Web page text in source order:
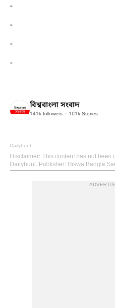
-
-
-
-
বিশ্ববাংলা সংবাদ
141k followers 101k Stories
Dailyhunt
Disclaimer: This content has not been
Dailyhunt. Publisher: Biswa Bangla